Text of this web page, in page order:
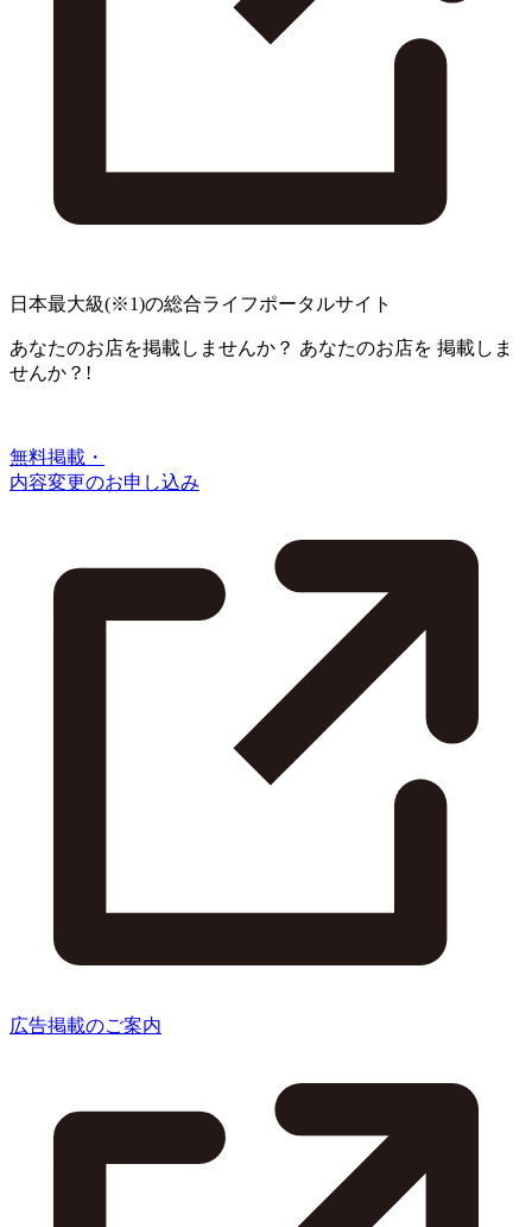
日本最大級(※1)の総合ライフポータルサイト
あなたのお店を掲載しませんか？ あなたのお店を 掲載しま
せんか？!
無料掲載・
内容変更のお申し込み
広告掲載のご案内